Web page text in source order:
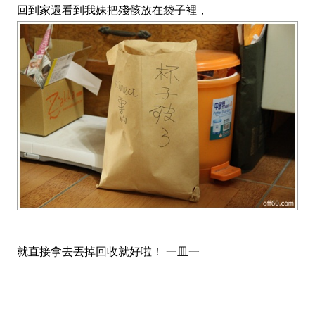
回到家還看到我妹把殘骸放在袋子裡，
就直接拿去丟掉回收就好啦！ 一皿一